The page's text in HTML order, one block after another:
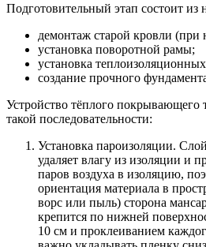
Подготовительный этап состоит из
демонтаж старой кровли (при
установка поворотной рамы;
установка
создание прочного
Устройство тёплого покрывающего
такой последовательности:
Установка пароизоляции.
удаляет влагу из изоляции и
паров воздуха в изоляцию,
ориентация материала в
ворс или пыль) сторона
крепится по нижней
10 см и проклеиванием